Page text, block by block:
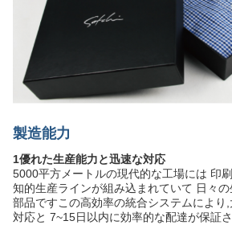
製造能力
1優れた生産能力と迅速な対応
5000平方メートルの現代的な工場には 印
知的生産ラインが組み込まれていて 日々
部品ですこの高効率の統合システムにより
対応と 7~15日以内に効率的な配達が保証